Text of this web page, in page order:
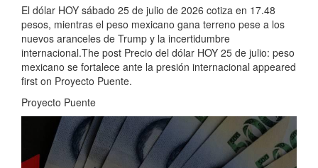
El dólar HOY sábado 25 de julio de 2026 cotiza en 17.48
pesos, mientras el peso mexicano gana terreno pese a los
nuevos aranceles de Trump y la incertidumbre
internacional.The post Precio del dólar HOY 25 de julio: peso
mexicano se fortalece ante la presión internacional appeared
first on Proyecto Puente.
Proyecto Puente